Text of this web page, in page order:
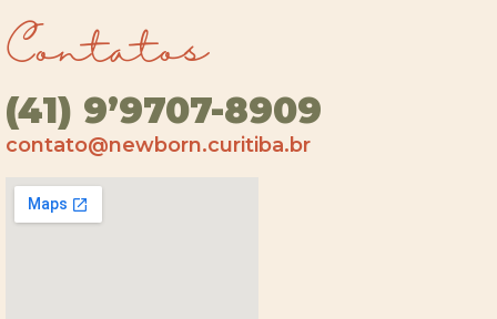
Contatos
(41) 9’9707-8909
contato@newborn.curitiba.br